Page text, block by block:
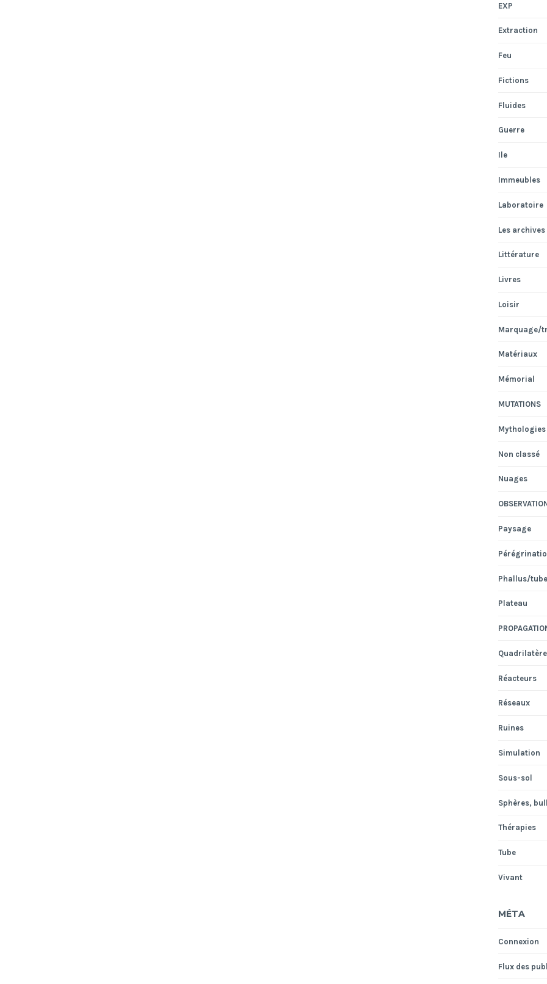
EXP
Extraction
Feu
Fictions
Fluides
Guerre
Ile
Immeubles
Laboratoire
Les archives
Littérature
Livres
Loisir
Marquage/
Matériaux
Mémorial
MUTATIONS
Mythologies
Non classé
Nuages
Paysage
Phallus/
Plateau
Réacteurs
Réseaux
Ruines
Simulation
Sous-sol
Sphères,
Thérapies
Tube
Vivant
MÉTA
Connexion
Flux des